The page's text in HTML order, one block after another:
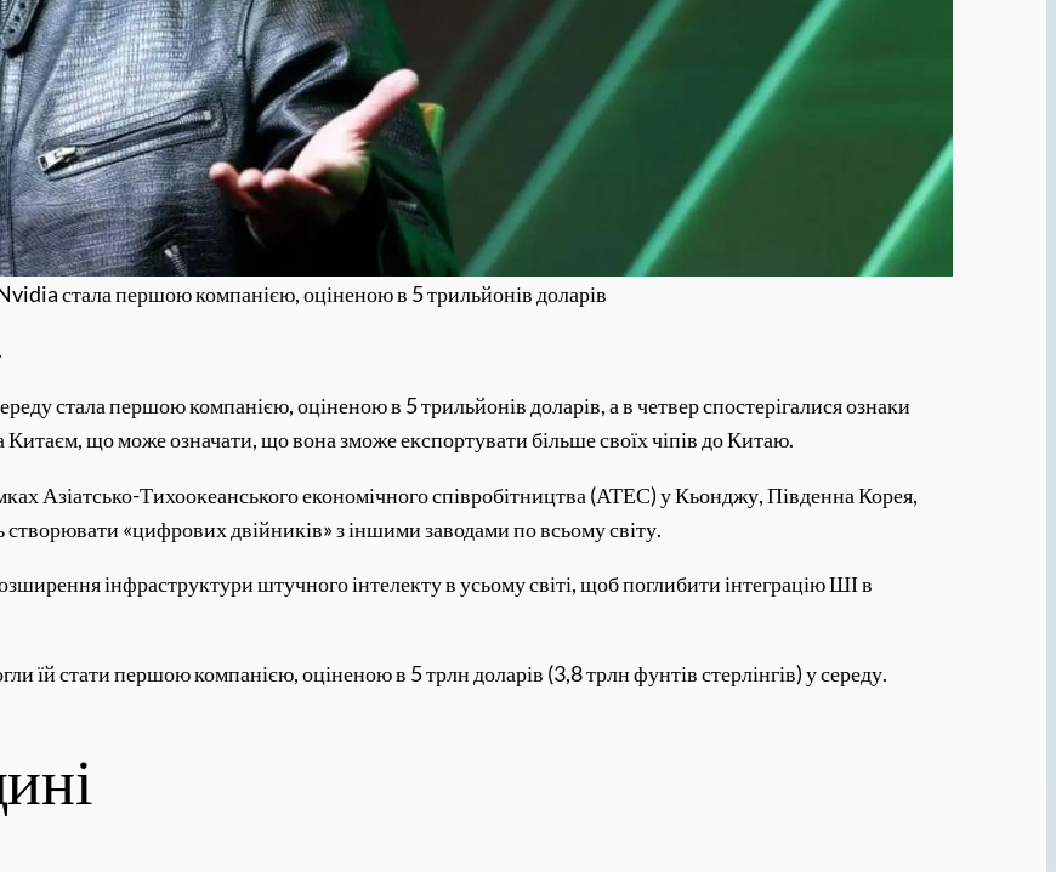
стала першою компанією, оціненою в 5 трильйонів доларів
стала першою компанією, оціненою в 5 трильйонів доларів, а в четвер спостерігалися ознаки
що може означати, що вона зможе експортувати більше своїх чіпів до Китаю.
Азіатсько-Тихоокеанського економічного співробітництва (АТЕС) у Кьонджу, Південна Корея,
«цифрових двійників» з іншими заводами по всьому світу.
інфраструктури штучного інтелекту в усьому світі, щоб поглибити інтеграцію ШІ в
їй стати першою компанією, оціненою в 5 трлн доларів (3,8 трлн фунтів стерлінгів) у середу.